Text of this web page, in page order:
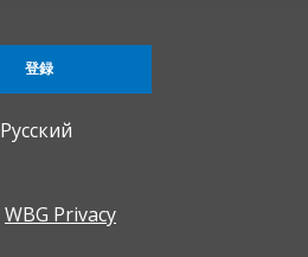
Русский
WBG Privacy
登録